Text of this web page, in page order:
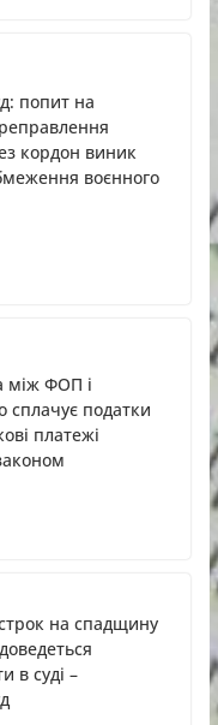
попит на
кордон виник
воєнного
між ФОП і
сплачує податки
платежі
на спадщину
в суді –